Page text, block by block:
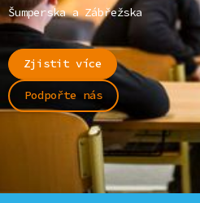
Šumperska a Zábřežska
Zjistit více
Podpořte nás